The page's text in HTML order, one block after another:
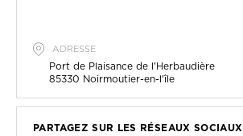
ADRESSE
Port de Plaisance de l'Herbaudière
85330 Noirmoutier-en-l'île
PARTAGEZ SUR LES RÉSEAUX SOCIAUX